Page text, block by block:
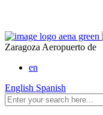
Zaragoza Aeropuerto de
en
English Spanish